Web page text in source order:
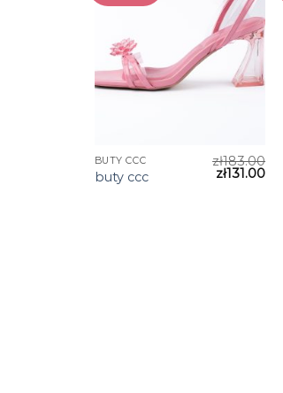
BUTY CCC
buty ccc
zł183.00
zł131.00